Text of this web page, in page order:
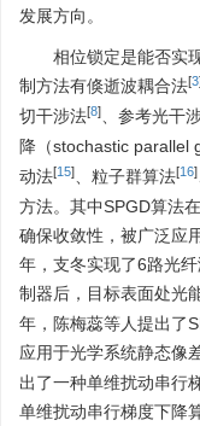
发展方向。
相位锁定是能否实
制方法有倏逝波耦合法[3
切干涉法[8] 、参考光干
降（stochastic parallel
动法[15] 、粒子群算法[16]
方法。其中SPGD算法
确保收敛性，被广泛应
年，支冬实现了6路光
制器后，目标表面处光
年，陈梅蕊等人提出了
应用于光学系统静态像
出了一种单维扰动串行
单维扰动串行梯度下降